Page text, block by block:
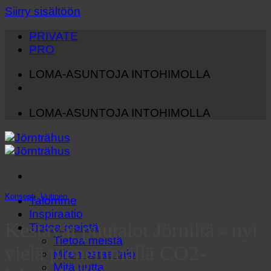
Siirry sisältöön
PRIVATE
PRO
LOMA-ASUNTOJA INTOHIMOLLA
LOMA-ASUNTOJA INTOHIMOLLA
Talomme
Inspiraatio
Tietoa meistä
Tietoa meistä
Miten ostaa talo
Mitä uutta
Konsepti, Uutinen
Kestävät puutalot Jörniltä - nyt
vielä pienemmällä CO2-